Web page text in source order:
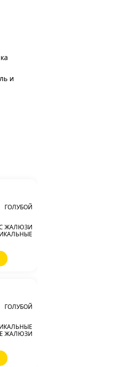
и
ГОЛУБОЙ
ЖАЛЮЗИ
ГОЛУБОЙ
ЖАЛЮЗИ